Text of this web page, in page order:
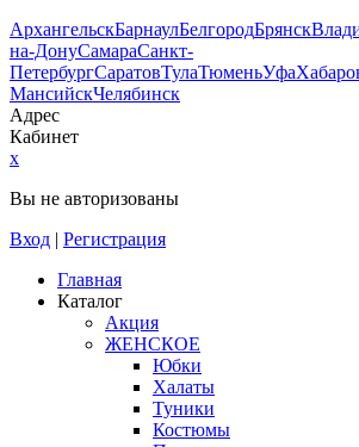
АрхангельскБарнаулБелгородБрянск
на-ДонуСамараСанкт-
ПетербургСаратовТулаТюменьУфа
МансийскЧелябинск
Адрес
Кабинет
x
Вы не авторизованы
Вход | Регистрация
Главная
Каталог
Акция
ЖЕНСКОЕ
Юбки
Халаты
Туники
Костюмы